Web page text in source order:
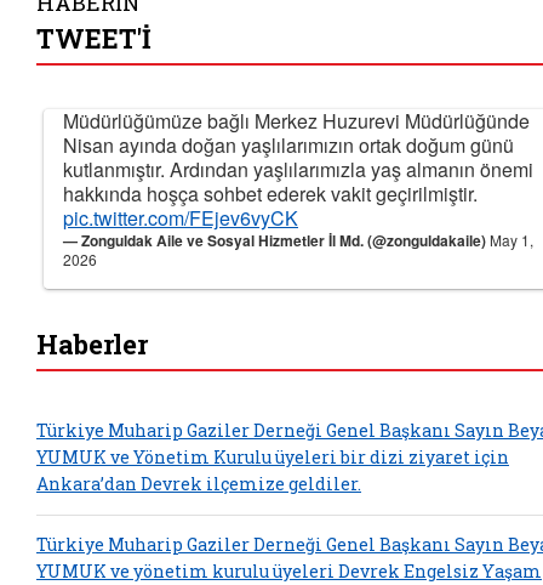
TWEET'İ
Müdürlüğümüze bağlı Merkez Huzurevi Müdürlüğünde
Nisan ayında doğan yaşlılarımızın ortak doğum günü
kutlanmıştır. Ardından yaşlılarımızla yaş almanın önemi
hakkında hoşça sohbet ederek vakit geçirilmiştir.
pic.twitter.com/FEjev6vyCK
— Zonguldak Aile ve Sosyal Hizmetler İl Md. (@zonguldakaile) May 1,
2026
Haberler
Türkiye Muharip Gaziler Derneği Genel Başkanı Sayın
YUMUK ve Yönetim Kurulu üyeleri bir dizi ziyaret için
Ankara’dan Devrek ilçemize geldiler.
Türkiye Muharip Gaziler Derneği Genel Başkanı Sayın
YUMUK ve yönetim kurulu üyeleri Devrek Engelsiz Yaşam